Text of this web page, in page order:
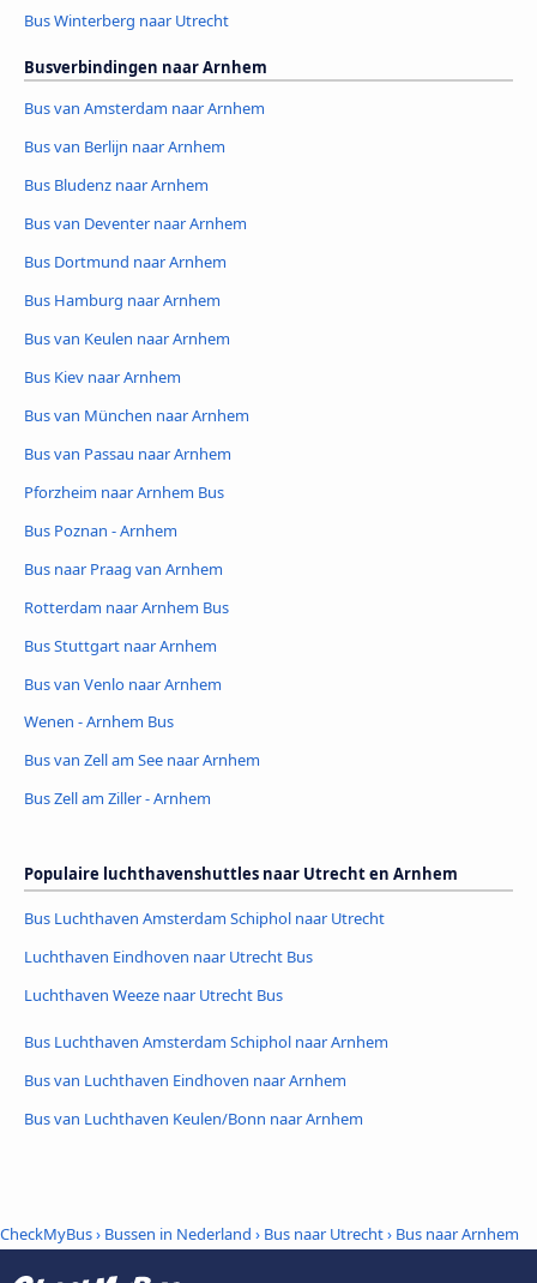
Bus Winterberg naar Utrecht
Busverbindingen naar Arnhem
Bus van Amsterdam naar Arnhem
Bus van Berlijn naar Arnhem
Bus Bludenz naar Arnhem
Bus van Deventer naar Arnhem
Bus Dortmund naar Arnhem
Bus Hamburg naar Arnhem
Bus van Keulen naar Arnhem
Bus Kiev naar Arnhem
Bus van München naar Arnhem
Bus van Passau naar Arnhem
Pforzheim naar Arnhem Bus
Bus Poznan - Arnhem
Bus naar Praag van Arnhem
Rotterdam naar Arnhem Bus
Bus Stuttgart naar Arnhem
Bus van Venlo naar Arnhem
Wenen - Arnhem Bus
Bus van Zell am See naar Arnhem
Bus Zell am Ziller - Arnhem
Populaire luchthavenshuttles naar Utrecht en Arnhem
Bus Luchthaven Amsterdam Schiphol naar Utrecht
Luchthaven Eindhoven naar Utrecht Bus
Luchthaven Weeze naar Utrecht Bus
Bus Luchthaven Amsterdam Schiphol naar Arnhem
Bus van Luchthaven Eindhoven naar Arnhem
Bus van Luchthaven Keulen/Bonn naar Arnhem
CheckMyBus› Bussen in Nederland › Bus naar Utrecht› Bus naar Arnhem